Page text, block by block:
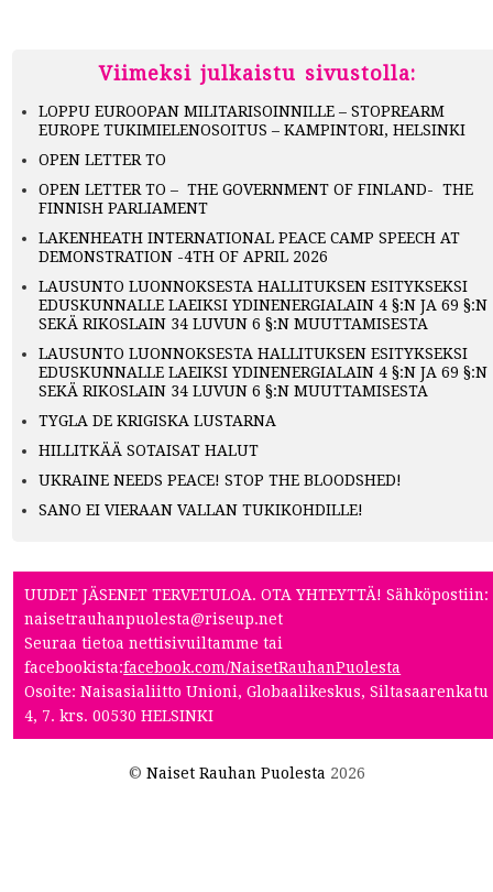
Viimeksi julkaistu sivustolla:
LOPPU EUROOPAN MILITARISOINNILLE – STOPREARM
EUROPE TUKIMIELENOSOITUS – KAMPINTORI, HELSINKI
OPEN LETTER TO
OPEN LETTER TO – THE GOVERNMENT OF FINLAND- THE
FINNISH PARLIAMENT
LAKENHEATH INTERNATIONAL PEACE CAMP SPEECH AT
DEMONSTRATION -4TH OF APRIL 2026
LAUSUNTO LUONNOKSESTA HALLITUKSEN ESITYKSEKSI
EDUSKUNNALLE LAEIKSI YDINENERGIALAIN 4 §:N JA 69 §:N
SEKÄ RIKOSLAIN 34 LUVUN 6 §:N MUUTTAMISESTA
LAUSUNTO LUONNOKSESTA HALLITUKSEN ESITYKSEKSI
EDUSKUNNALLE LAEIKSI YDINENERGIALAIN 4 §:N JA 69 §:N
SEKÄ RIKOSLAIN 34 LUVUN 6 §:N MUUTTAMISESTA
TYGLA DE KRIGISKA LUSTARNA
HILLITKÄÄ SOTAISAT HALUT
UKRAINE NEEDS PEACE! STOP THE BLOODSHED!
SANO EI VIERAAN VALLAN TUKIKOHDILLE!
UUDET JÄSENET TERVETULOA. OTA YHTEYTTÄ! Sähköpostiin:
naisetrauhanpuolesta@riseup.net
Seuraa tietoa nettisivuiltamme tai
facebookista:facebook.com/NaisetRauhanPuolesta
Osoite: Naisasialiitto Unioni, Globaalikeskus, Siltasaarenkatu
4, 7. krs. 00530 HELSINKI
© Naiset Rauhan Puolesta 2026